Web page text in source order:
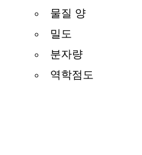
물질 양
밀도
분자량
역학점도